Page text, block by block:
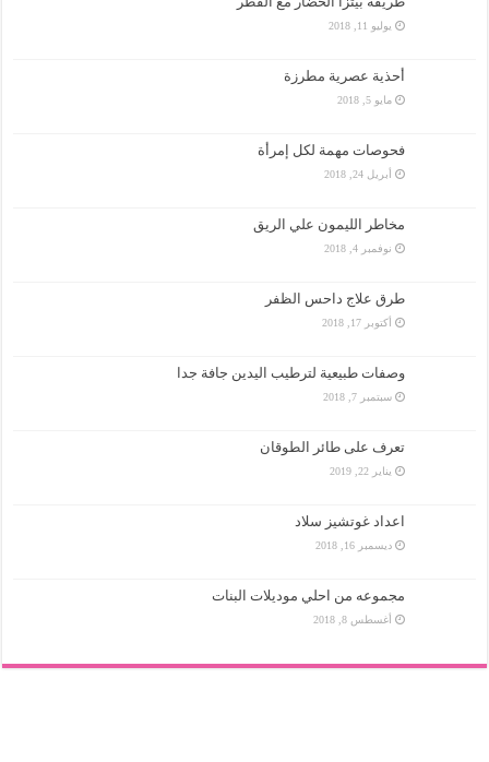
يوليو 11, 2018
أحذية عصرية مطرزة
مايو 5, 2018
فحوصات مهمة لكل إمرأة
أبريل 24, 2018
مخاطر الليمون علي الريق
نوفمبر 4, 2018
طرق علاج داحس الظفر
أكتوبر 17, 2018
وصفات طبيعية لترطيب اليدين جافة جدا
سبتمبر 7, 2018
تعرف على طائر الطوقان
يناير 22, 2019
اعداد غوتشيز سلاد
ديسمبر 16, 2018
مجموعه من احلي موديلات البنات
أغسطس 8, 2018